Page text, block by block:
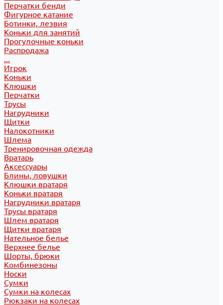
Перчатки бенди
Фигурное катание
Ботинки, лезвия
Коньки для занятий
Прогулочные коньки
Распродажа
...
Игрок
Коньки
Клюшки
Перчатки
Трусы
Нагрудники
Щитки
Налокотники
Шлема
Тренировочная одежда
Вратарь
Аксессуары
Блины, ловушки
Клюшки вратаря
Коньки вратаря
Нагрудники вратаря
Трусы вратаря
Шлем вратаря
Щитки вратаря
Нательное белье
Верхнее белье
Шорты, брюки
Комбинезоны
Носки
Сумки
Сумки на колесах
Рюкзаки на колесах